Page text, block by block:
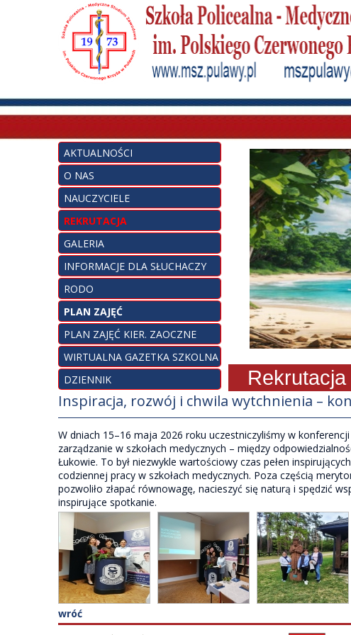
AKTUALNOŚCI
O NAS
NAUCZYCIELE
REKRUTACJA
GALERIA
INFORMACJE DLA SŁUCHACZY
RODO
PLAN ZAJĘĆ
PLAN ZAJĘĆ KIER. ZAOCZNE
WIRTUALNA GAZETKA SZKOLNA
DZIENNIK
Rekrutacja
Inspiracja, rozwój i chwila wytchnienia –
W dniach 15–16 maja 2026 roku uczestniczyliśmy w
zarządzanie w szkołach medycznych – między
Łukowie. To był niezwykle wartościowy czas pełen
codziennej pracy w szkołach medycznych. Poza częścią
pozwoliło złapać równowagę, nacieszyć się naturą i spędzić
inspirujące spotkanie.
wróć